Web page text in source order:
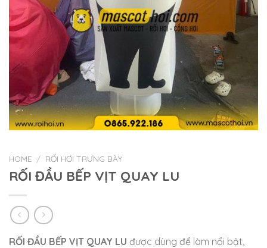
HOME / RỐI HƠI TRƯNG BÀY
RỐI ĐẦU BẾP VỊT QUAY LU
RỐI ĐẦU BẾP VỊT QUAY LU được dùng để làm nổi bật,